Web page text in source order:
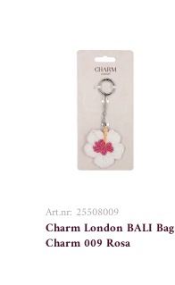
Art.nr: 25508009
Charm London BALI Bag
Charm 009 Rosa